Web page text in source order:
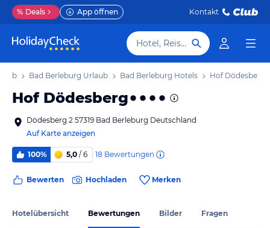
% Deals App öffnen Kontakt
Hotel, Reiseziel
Bad Berleburg Urlaub Bad Berleburg Hotels Hof Dödesberg
Hof Dödesberg
Dödesberg 2 57319 Bad Berleburg Deutschland
Auf Karte anzeigen
100% 5,0 / 6 18 Bewertungen
Bewerten Hochladen Merken
Hotelübersicht Bewertungen Bilder Fragen